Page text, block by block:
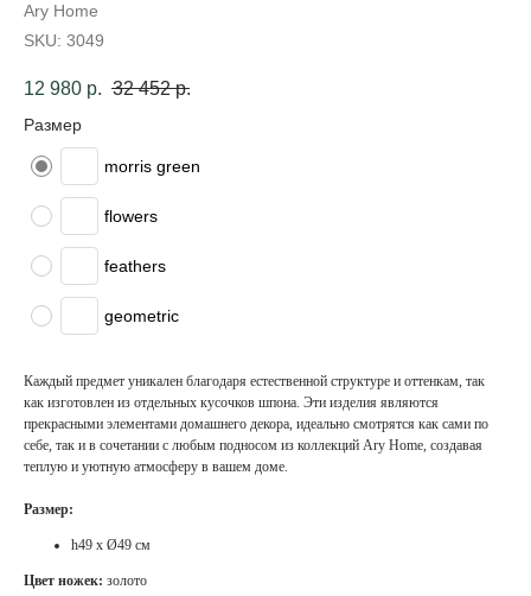
Ary Home
SKU: 3049
12 980 р. 32 452 р.
Размер
morris green
flowers
feathers
geometric
Каждый предмет уникален благодаря естественной структуре и оттенкам, так
как изготовлен из отдельных кусочков шпона. Эти изделия являются
прекрасными элементами домашнего декора, идеально смотрятся как сами по
себе, так и в сочетании с любым подносом из коллекций Ary Home, создавая
теплую и уютную атмосферу в вашем доме.
Размер:
h49 x Ø49 см
Цвет ножек: золото